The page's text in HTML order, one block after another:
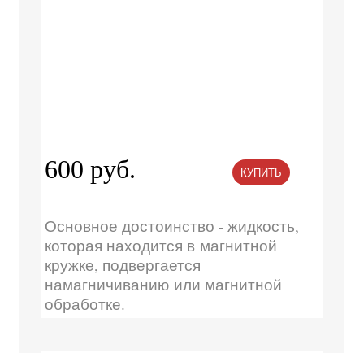
600 руб. КУПИТЬ
Основное достоинство - жидкость,
которая находится в магнитной
кружке, подвергается
намагничиванию или магнитной
обработке.